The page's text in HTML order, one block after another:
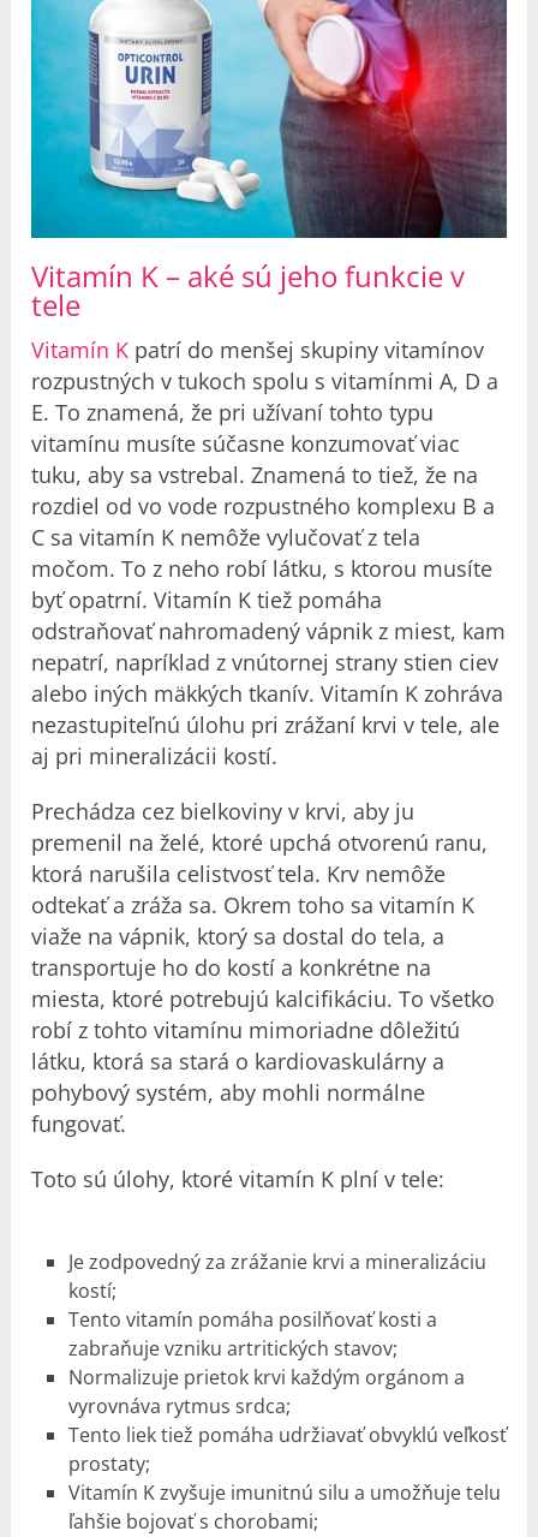
Vitamín K – aké sú jeho funkcie v
tele
Vitamín K patrí do menšej skupiny vitamínov
rozpustných v tukoch spolu s vitamínmi A, D a
E. To znamená, že pri užívaní tohto typu
vitamínu musíte súčasne konzumovať viac
tuku, aby sa vstrebal. Znamená to tiež, že na
rozdiel od vo vode rozpustného komplexu B a
C sa vitamín K nemôže vylučovať z tela
močom. To z neho robí látku, s ktorou musíte
byť opatrní. Vitamín K tiež pomáha
odstraňovať nahromadený vápnik z miest, kam
nepatrí, napríklad z vnútornej strany stien ciev
alebo iných mäkkých tkanív. Vitamín K zohráva
nezastupiteľnú úlohu pri zrážaní krvi v tele, ale
aj pri mineralizácii kostí.
Prechádza cez bielkoviny v krvi, aby ju
premenil na želé, ktoré upchá otvorenú ranu,
ktorá narušila celistvosť tela. Krv nemôže
odtekať a zráža sa. Okrem toho sa vitamín K
viaže na vápnik, ktorý sa dostal do tela, a
transportuje ho do kostí a konkrétne na
miesta, ktoré potrebujú kalcifikáciu. To všetko
robí z tohto vitamínu mimoriadne dôležitú
látku, ktorá sa stará o kardiovaskulárny a
pohybový systém, aby mohli normálne
fungovať.
Toto sú úlohy, ktoré vitamín K plní v tele:
Je zodpovedný za zrážanie krvi a mineralizáciu
kostí;
Tento vitamín pomáha posilňovať kosti a
zabraňuje vzniku artritických stavov;
Normalizuje prietok krvi každým orgánom a
vyrovnáva rytmus srdca;
Tento liek tiež pomáha udržiavať obvyklú veľkosť
prostaty;
Vitamín K zvyšuje imunitnú silu a umožňuje telu
ľahšie bojovať s chorobami;